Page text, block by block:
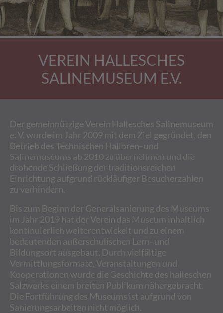
VEREIN HALLESCHES
SALINEMUSEUM E.V.
Der gemeinnützige Verein Hallesches Salinemuseum
e. V. wurde im Jahr 2009 mit dem Ziel gegründet, den
Betrieb des Technischen Halloren- und
Salinemuseums ab 2010 zu übernehmen und die
drohende Schließung der traditionsreichen
Einrichtung aufgrund rückläufiger Besucherzahlen
zu verhindern.
Bis zum Beginn der Generalsanierung des Museums
im Jahr 2019 hat der Verein das Museum inhaltlich
kontinuierlich weiterentwickelt und zu einem
bedeutenden außerschulischen Lern- und
Bildungsort ausgebaut. Durch vielfältige
Vermittlungsformate, Veranstaltungen und
Kooperationen wurde die Geschichte des halleschen
Salzwerks einem breiten Publikum nähergebracht.
Die Fortführung des Museums ist aufgrund von
Sanierungsarbeiten nicht möglich.